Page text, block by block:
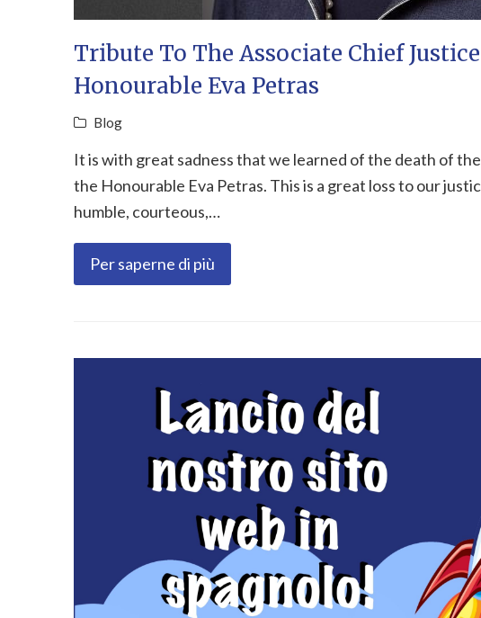
Tribute To The Associate Chief
Honourable Eva Petras
Blog
It is with great sadness that we learned of the death of
the Honourable Eva Petras. This is a great loss to our
humble, courteous,…
Per saperne di più